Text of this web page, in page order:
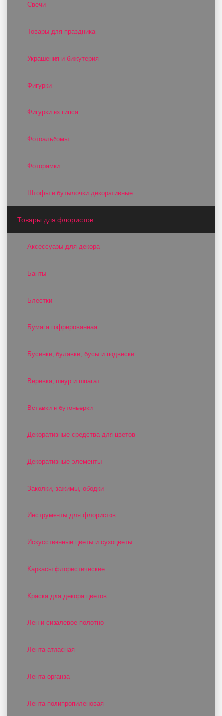
Свечи
Товары для праздника
Украшения и бижутерия
Фигурки
Фигурки из гипса
Фотоальбомы
Фоторамки
Штофы и бутылочки декоративные
Товары для флористов
Аксессуары для декора
Банты
Блестки
Бумага гофрированная
Бусинки, булавки, бусы и подвески
Веревка, шнур и шпагат
Вставки и бутоньерки
Декоративные средства для цветов
Декоративные элементы
Заколки, зажимы, ободки
Инструменты для флористов
Искусственные цветы и сухоцветы
Каркасы флористические
Краска для декора цветов
Лен и сизалевое полотно
Лента атласная
Лента органза
Лента полипропиленовая